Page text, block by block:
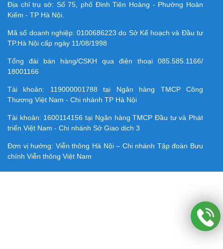
Địa chỉ trụ sở: Số 75, phố Đinh Tiên Hoàng - Phường Hoàn
Kiếm - TP Hà Nội.
Mã số doanh nghiệp:0100686223 do Sở Kế hoạch và Đầu tư
TP.Hà Nội cấp ngày 11/08/1998
Tổng đài bán hàng/CSKH qua điện thoại 085.585.1166/
18001166
Tài khoản: 119000001788 tại Ngân hàng TMCP Công
Thương Việt Nam - Chi nhánh TP Hà Nội
Tài khoản: 1600114156 tại Ngân hàng TMCP Ðầu tư và Phát
triển Việt Nam - Chi nhánh Sở Giao dịch 3
Đơn vị hưởng: Viễn thông Hà Nội – Chi nhánh Tập đoàn Bưu
chính Viễn thông Việt Nam